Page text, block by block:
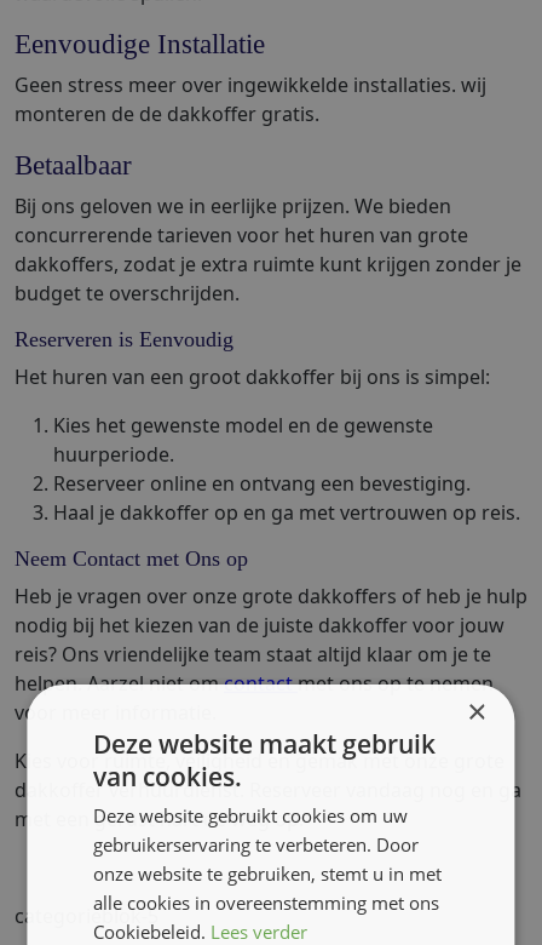
Eenvoudige Installatie
Geen stress meer over ingewikkelde installaties. wij
monteren de de dakkoffer gratis.
Betaalbaar
Bij ons geloven we in eerlijke prijzen. We bieden
concurrerende tarieven voor het huren van grote
dakkoffers, zodat je extra ruimte kunt krijgen zonder je
budget te overschrijden.
Reserveren is Eenvoudig
Het huren van een groot dakkoffer bij ons is simpel:
Kies het gewenste model en de gewenste
huurperiode.
Reserveer online en ontvang een bevestiging.
Haal je dakkoffer op en ga met vertrouwen op reis.
Neem Contact met Ons op
Heb je vragen over onze grote dakkoffers of heb je hulp
nodig bij het kiezen van de juiste dakkoffer voor jouw
reis? Ons vriendelijke team staat altijd klaar om je te
helpen. Aarzel niet omcontactmet ons op te nemen
voor meer informatie.
Kies voor ruimte, veiligheid en gemak met onze grote
dakkoffer verhuurdienst. Reserveer vandaag nog en ga
met een gerust hart de weg op.
categorieblok-5
×
Deze website maakt gebruik
van cookies.
Deze website gebruikt cookies om uw
gebruikerservaring te verbeteren. Door
onze website te gebruiken, stemt u in met
alle cookies in overeenstemming met ons
Cookiebeleid. Lees verder